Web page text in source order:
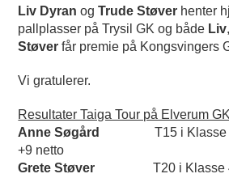
Liv Dyran ogTrude Støver henter
pallplasser på Trysil GK og både Liv
Støver får premie på Kongsvingers
Vi gratulerer.
Resultater Taiga Tour på Elverum
Anne Søgård
T15 i Klasse 8
+9 netto
Grete Støver T20 i Klasse 4